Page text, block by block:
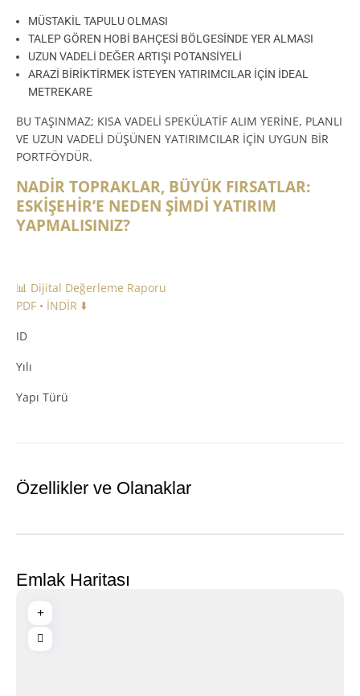
MÜSTAKİL TAPULU OLMASI
TALEP GÖREN HOBİ BAHÇESİ BÖLGESİNDE YER ALMASI
UZUN VADELİ DEĞER ARTIŞI POTANSİYELİ
ARAZİ BİRİKTİRMEK İSTEYEN YATIRIMCILAR İÇİN İDEAL
METREKARE
BU TAŞINMAZ; KISA VADELİ SPEKÜLATİF ALIM YERİNE, PLANLI
VE UZUN VADELİ DÜŞÜNEN YATIRIMCILAR İÇİN UYGUN BİR
PORTFÖYDÜR.
NADİR TOPRAKLAR, BÜYÜK FIRSATLAR:
ESKİŞEHİR’E NEDEN ŞİMDİ YATIRIM
YAPMALISINIZ?
📊 Dijital Değerleme Raporu
PDF • İNDİR ⬇️
ID
Yılı
Yapı Türü
Özellikler ve Olanaklar
Emlak Haritası